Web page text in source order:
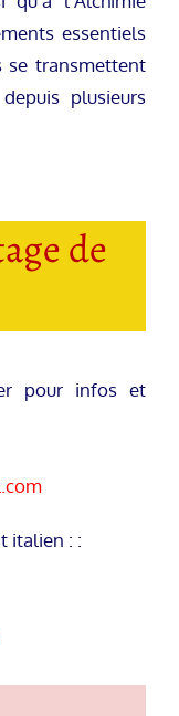
essentiels
se transmettent
plusieurs
de
pour infos et
italien : :